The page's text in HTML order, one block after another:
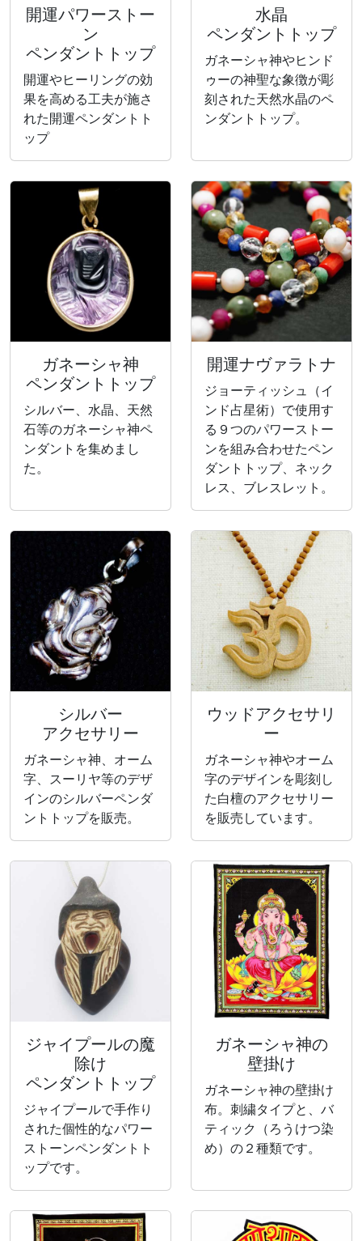
開運パワーストー
ン
ペンダントトップ
開運やヒーリングの効
果を高める工夫が施さ
れた開運ペンダントト
ップ
水晶
ペンダントトップ
ガネーシャ神やヒンド
ゥーの神聖な象徴が彫
刻された天然水晶のペ
ンダントトップ。
ガネーシャ神
ペンダントトップ
シルバー、水晶、天然
石等のガネーシャ神ペ
ンダントを集めまし
た。
開運ナヴァラトナ
ジョーティッシュ（イ
ンド占星術）で使用す
る９つのパワーストー
ンを組み合わせたペン
ダントトップ、ネック
レス、ブレスレット。
シルバー
アクセサリー
ガネーシャ神、オーム
字、スーリヤ等のデザ
インのシルバーペンダ
ントトップを販売。
ウッドアクセサリ
ー
ガネーシャ神やオーム
字のデザインを彫刻し
た白檀のアクセサリー
を販売しています。
ジャイプールの魔
除け
ペンダントトップ
ジャイプールで手作り
された個性的なパワー
ストーンペンダントト
ップです。
ガネーシャ神の
壁掛け
ガネーシャ神の壁掛け
布。刺繍タイプと、バ
ティック（ろうけつ染
め）の２種類です。